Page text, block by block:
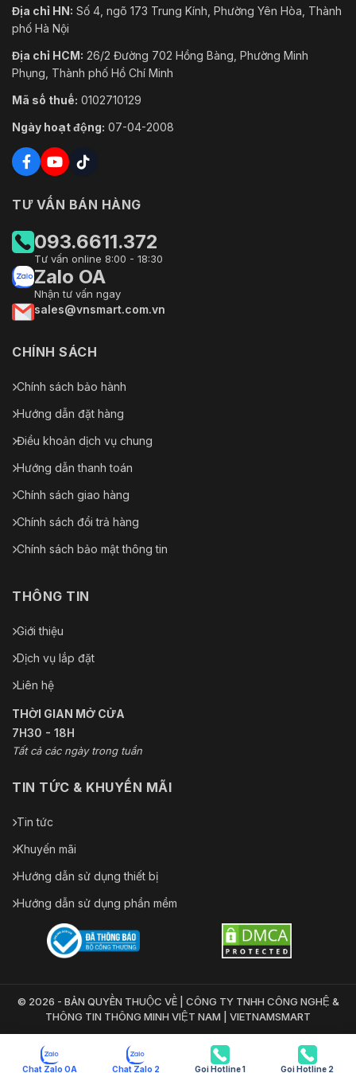
Địa chỉ HN: Số 4, ngõ 173 Trung Kính, Phường Yên Hòa, Thành
phố Hà Nội
Địa chỉ HCM: 26/2 Đường 702 Hồng Bàng, Phường Minh
Phụng, Thành phố Hồ Chí Minh
Mã số thuế: 0102710129
Ngày hoạt động: 07-04-2008
TƯ VẤN BÁN HÀNG
093.6611.372
Tư vấn online 8:00 - 18:30
Zalo OA
Nhận tư vấn ngay
sales@vnsmart.com.vn
CHÍNH SÁCH
Chính sách bảo hành
Hướng dẫn đặt hàng
Điều khoản dịch vụ chung
Hướng dẫn thanh toán
Chính sách giao hàng
Chính sách đổi trả hàng
Chính sách bảo mật thông tin
THÔNG TIN
Giới thiệu
Dịch vụ lắp đặt
Liên hệ
THỜI GIAN MỞ CỬA
7H30 - 18H
Tất cả các ngày trong tuần
TIN TỨC & KHUYẾN MÃI
Tin tức
Khuyến mãi
Hướng dẫn sử dụng thiết bị
Hướng dẫn sử dụng phần mềm
© 2026 - BẢN QUYỀN THUỘC VỀ | CÔNG TY TNHH CÔNG NGHỆ &
THÔNG TIN THÔNG MINH VIỆT NAM | VIETNAMSMART
Chat Zalo OA Chat Zalo 2 Gọi Hotline 1 Gọi Hotline 2